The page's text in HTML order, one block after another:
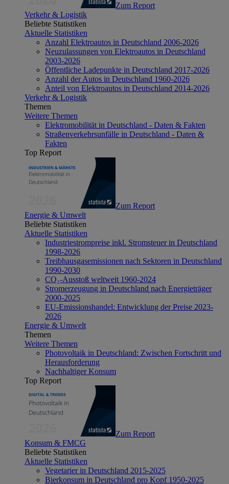
Zum Report
Verkehr & Logistik
Beliebte Statistiken
Aktuelle Statistiken
Anzahl Elektroautos in Deutschland 2006-2026
Neuzulassungen von Elektroautos in Deutschland
2003-2026
Öffentliche Ladepunkte in Deutschland 2017-2026
Anzahl der Autos in Deutschland 1960-2026
Anteil von Elektroautos in Deutschland 2014-2026
Verkehr & Logistik
Themen
Weitere Themen
Elektromobilität in Deutschland - Daten & Fakten
Straßenverkehrsunfälle in Deutschland - Daten &
Fakten
Top Report
Zum Report
Energie & Umwelt
Beliebte Statistiken
Aktuelle Statistiken
Industriestrompreise inkl. Stromsteuer in Deutschland
1998-2026
Treibhausgasemissionen nach Sektoren in Deutschland
1990-2030
CO₂-Ausstoß weltweit 1960-2024
Stromerzeugung in Deutschland nach Energieträger
2000-2025
EU-Emissionshandel: Entwicklung der Preise 2023-
2026
Energie & Umwelt
Themen
Weitere Themen
Photovoltaik in Deutschland: Zwischen Fortschritt und
Herausforderung
Nachhaltiger Konsum
Top Report
Zum Report
Konsum & FMCG
Beliebte Statistiken
Aktuelle Statistiken
Vegetarier in Deutschland 2015-2025
Bierkonsum in Deutschland pro Kopf 1950-2025